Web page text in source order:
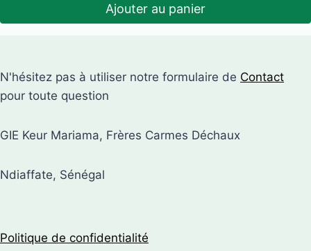
Ajouter au panier
N'hésitez pas à utiliser notre formulaire de Contact
pour toute question
GIE Keur Mariama, Frères Carmes Déchaux
Ndiaffate, Sénégal
Politique de confidentialité